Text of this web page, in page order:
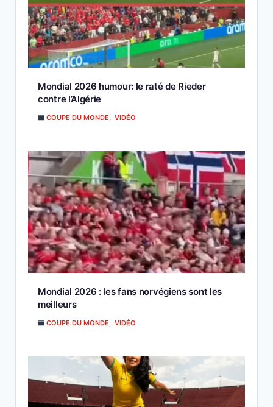
Mondial 2026 humour: le raté de Rieder
contre l’Algérie
COUPE DU MONDE VIDÉO
Mondial 2026 : les fans norvégiens sont les
meilleurs
COUPE DU MONDE, VIDÉO